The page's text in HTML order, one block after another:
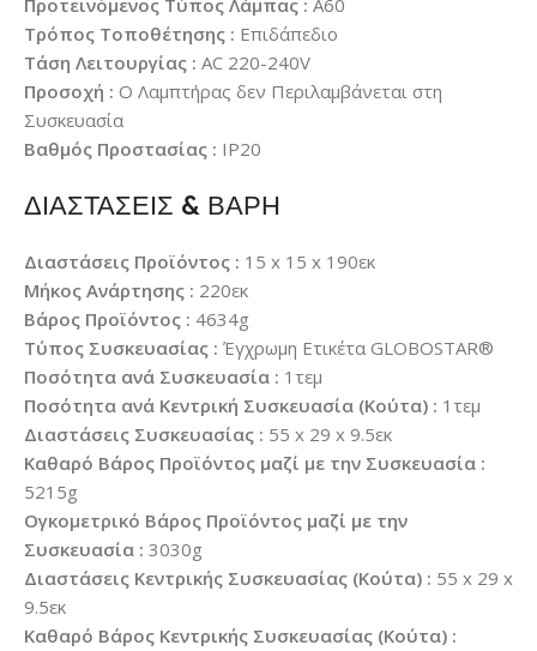
Προτεινόμενος Τύπος Λάμπας : A60
Τρόπος Τοποθέτησης : Επιδάπεδιο
Τάση Λειτουργίας : AC 220-240V
Προσοχή : Ο Λαμπτήρας δεν Περιλαμβάνεται στη
Συσκευασία
Βαθμός Προστασίας : IP20
ΔΙΑΣΤΑΣΕΙΣ & ΒΑΡΗ
Διαστάσεις Προϊόντος : 15 x 15 x 190εκ
Μήκος Ανάρτησης : 220εκ
Βάρος Προϊόντος : 4634g
Τύπος Συσκευασίας : Έγχρωμη Ετικέτα GLOBOSTAR®
Ποσότητα ανά Συσκευασία : 1τεμ
Ποσότητα ανά Κεντρική Συσκευασία (Κούτα) : 1τεμ
Διαστάσεις Συσκευασίας : 55 x 29 x 9.5εκ
Καθαρό Βάρος Προϊόντος μαζί με την Συσκευασία :
5215g
Ογκομετρικό Βάρος Προϊόντος μαζί με την
Συσκευασία : 3030g
Διαστάσεις Κεντρικής Συσκευασίας (Κούτα) : 55 x 29 x
9.5εκ
Καθαρό Βάρος Κεντρικής Συσκευασίας (Κούτα) :